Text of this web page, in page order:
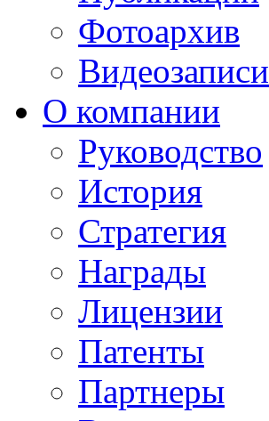
Фотоархив
Видеозаписи
О компании
Руководство
История
Стратегия
Награды
Лицензии
Патенты
Партнеры